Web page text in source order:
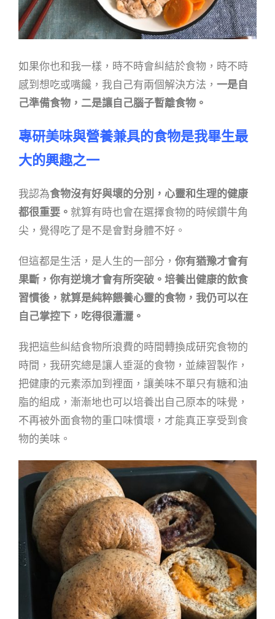
如果你也和我一樣，時不時會糾結於食物，時不時
感到想吃或嘴饞，我自己有兩個解決方法， 一是自
己準備食物， 二是讓自己腦子暫離食物。
專研美味與營養兼具的食物是我畢生最
大的興趣之一
我認為食物沒有好與壞的分別，心靈和生理的健康
都很重要。 就算有時也會在選擇食物的時候鑽牛角
尖，覺得吃了是不是會對身體不好。
但這都是生活，是人生的一部分， 你有猶豫才會有
果斷，你有逆境才會有所突破。培養出健康的飲食
習慣後，就算是純粹餵養心靈的食物，我仍可以在
自己掌控下，吃得很瀟灑。
我把這些糾結食物所浪費的時間轉換成研究食物的
時間，我研究總是讓人垂涎的食物，並練習製作，
把健康的元素添加到裡面，讓美味不單只有糖和油
脂的組成，漸漸地也可以培養出自己原本的味覺，
不再被外面食物的重口味慣壞，才能真正享受到食
物的美味。